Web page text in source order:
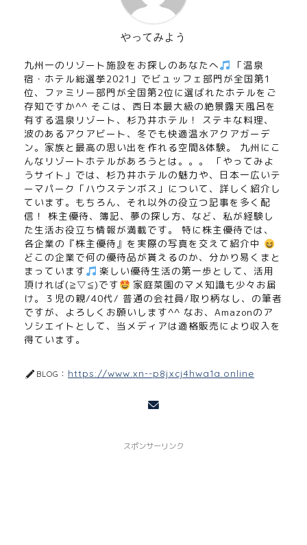
やってみよう
九州一のリゾート施設をお探しのあなたへ
「温泉
宿・ホテル総選挙2021」でビュッフェ部門が全国第1
位、ファミリー部門が全国第2位に選ばれたホテルをご
存知ですか^^ そこは、西日本最大級の絶景露天風呂を
有する温泉リゾート、杉乃井ホテル！ ステキな料理、
波のあるアクアビート、冬でも快適温水アクアガーデ
ン。家族と最高の思い出を作れる空間&体験。 九州にこ
んなリゾートホテルがあろうとは。。。 「やってみよ
うサイト」では、杉乃井ホテルの魅力や、日本一広いテ
ーマパーク「ハウステンボス」について、詳しく紹介し
ています。もちろん、それ以外の役立つ記事を多く配
信！ 株主優待、簿記、夢の探し方、など、私が経験し
た生活お役立ち情報が満載です。 特に株主優待では、
各企業の『株主優待』を実際の写真を交えて紹介中
どこの企業で何の優待品が貰えるのか、分かり易くまと
まっています
楽しい優待生活の第一歩として、活用
頂ければ(≧▽≦)です
家庭菜園のマメ知識も少々お届
け。３児の親/40代/ 普通の会社員/取り柄なし、の筆者
ですが、よろしくお願いします^^ なお、Amazonのア
ソシエイトとして、当メディアは適格販売により収入を
得ています。
BLOG： https://www.xn--p8jxcj4hwa1a.online
スポンサーリンク